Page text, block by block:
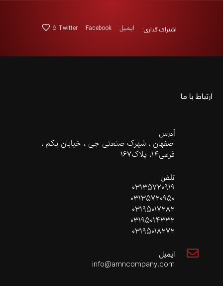
اشتراک گذاری: ایمیل Facebook
Twitter
5
ارتباط با ما
آدرس
اصفهان ، شهرک صنعتی جی ، خیابان یکم ،
فرعی۱۴، پلاک167
تلفن
۰۳۱۳۵۷۲۰۹۱۹
۰۳۱۳۵۷۲۰۹۵۰
۰۳۱۹۵۰۱۷۲۸۲
۰۳۱۹۵۰۱۴۳۳۲
۰۳۱۹۵۰۱۸۲۷۲
ایمیل
info@amncompany.com